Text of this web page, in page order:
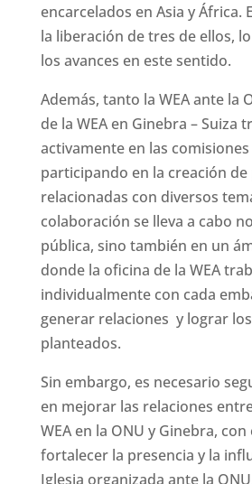
encarcelados en Asia y África.
la liberación de tres de ellos,
los avances en este sentido.
Además, tanto la WEA ante la
de la WEA en Ginebra – Suiza
activamente en las comisiones
participando en la creación de
relacionadas con diversos
colaboración se lleva a cabo
pública, sino también en un
donde la oficina de la WEA
individualmente con cada
generar relaciones y lograr
planteados.
Sin embargo, es necesario
en mejorar las relaciones
WEA en la ONU y Ginebra,
fortalecer la presencia y la
Iglesia organizada ante la